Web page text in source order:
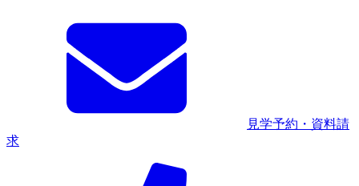
見学予約・資料請
求